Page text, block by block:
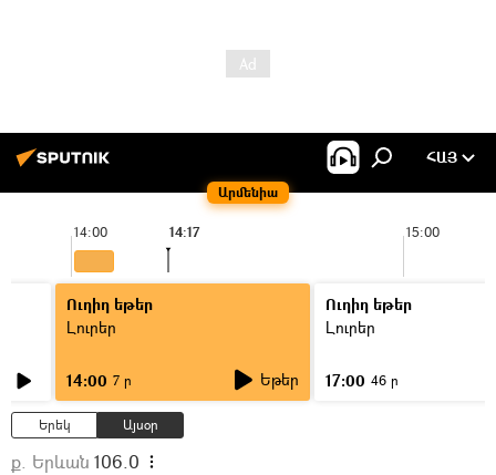
Արմենիա
ՀԱՅ
14:00 15:00
14:17
Ուղիղ եթեր
Լուրեր
14:00 7 ր Եթեր
Ուղիղ եթեր
Լուրեր
17:00 46 ր
Երեկ Այսօր
ք. Երևան 106.0